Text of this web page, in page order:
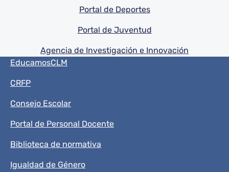
Portal de Deportes
Portal de Juventud
Agencia de Investigación e Innovación
Menú del pie
EducamosCLM
CRFP
Consejo Escolar
Portal de Personal Docente
Biblioteca de normativa
Igualdad de Género